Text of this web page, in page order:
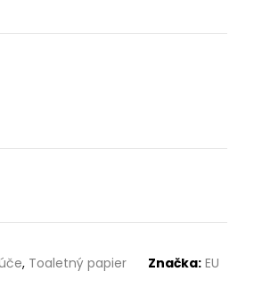
, Toaletný papier Značka: EU